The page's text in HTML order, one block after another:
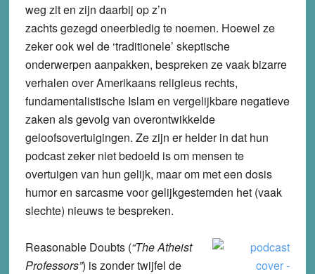
weg zit en zijn daarbij op z’n
zachts gezegd oneerbiedig te noemen. Hoewel ze
zeker ook wel de ‘traditionele’ skeptische
onderwerpen aanpakken, bespreken ze vaak bizarre
verhalen over Amerikaans religieus rechts,
fundamentalistische Islam en vergelijkbare negatieve
zaken als gevolg van overontwikkelde
geloofsovertuigingen. Ze zijn er helder in dat hun
podcast zeker niet bedoeld is om mensen te
overtuigen van hun gelijk, maar om met een dosis
humor en sarcasme voor gelijkgestemden het (vaak
slechte) nieuws te bespreken.
Reasonable Doubts(“The Atheist
Professors”) is zonder twijfel de